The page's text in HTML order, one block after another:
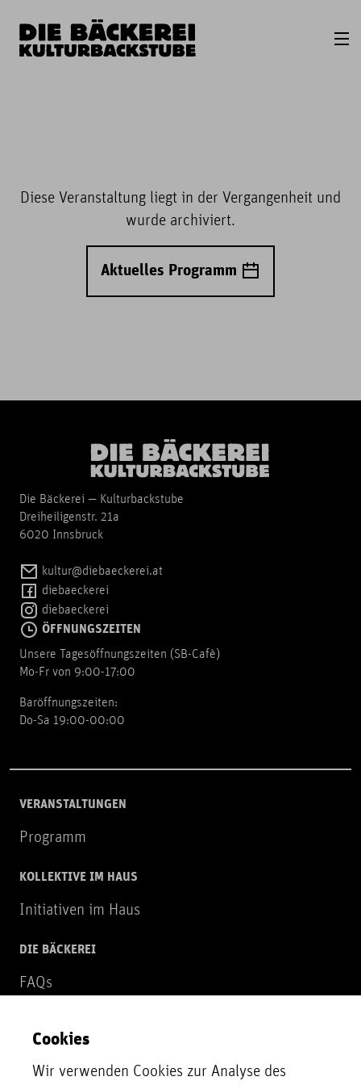
Diese Veranstaltung liegt in der Vergangenheit und
wurde archiviert.
Aktuelles Programm
Die Bäckerei — Kulturbackstube
Dreiheiligenstr. 21a
6020 Innsbruck
kultur@diebaeckerei.at
diebaeckerei
diebaeckerei
ÖFFNUNGSZEITEN
Unsere Tagesöffnungszeiten (SB-Cafè)
Mo-Fr von 9:00-17:00
Baröffnungszeiten:
Do-Sa 19:00-00:00
VERANSTALTUNGEN
Programm
KOLLEKTIVE IM HAUS
Initiativen im Haus
DIE BÄCKEREI
FAQs
NEWSLETTER
Zur Newsletter Anmeldung
Cookies
Wir verwenden Cookies zur Analyse des